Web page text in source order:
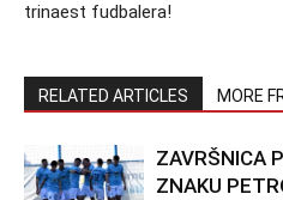
trinaest fudbalera!
RELATED ARTICLES MORE
ZAVRŠNICA
ZNAKU